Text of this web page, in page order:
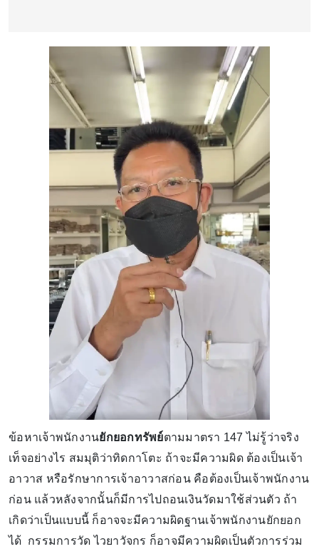
ข้อหาเจ้าพนักงานยักยอกทรัพย์ตามมาตรา 147 ไม่รู้ว่าจริง
เท็จอย่างไร สมมุติว่าทิดกาโตะ ถ้าจะมีความผิด ต้องเป็นเจ้า
อาวาส หรือรักษาการเจ้าอาวาสก่อน คือต้องเป็นเจ้าพนักงาน
ก่อน แล้วหลังจากนั้นก็มีการไปถอนเงินวัดมาใช้ส่วนตัว ถ้า
เกิดว่าเป็นแบบนี้ ก็อาจจะมีความผิดฐานเจ้าพนักงานยักยอก
ได้ กรรมการวัด ไวยาวัจกร ก็อาจมีความผิดเป็นตัวการร่วม